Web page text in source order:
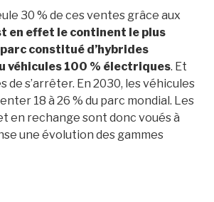
30 % de ces ventes grâce aux
en effet le continent le plus
parc constitué d’hybrides
véhicules 100 % électriques. Et
de s’arrêter. En 2030, les véhicules
18 à 26 % du parc mondial . Les
en rechange sont donc voués à
une évolution des gammes